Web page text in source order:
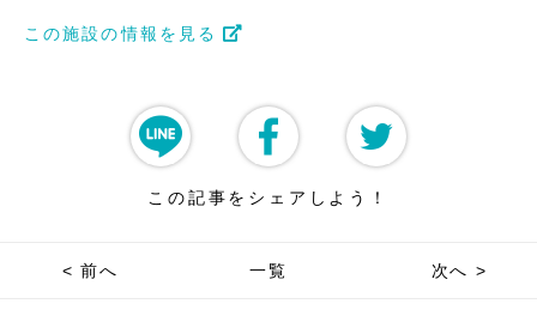
この施設の情報を見る
この記事をシェアしよう！
< 前へ 一覧 次へ >